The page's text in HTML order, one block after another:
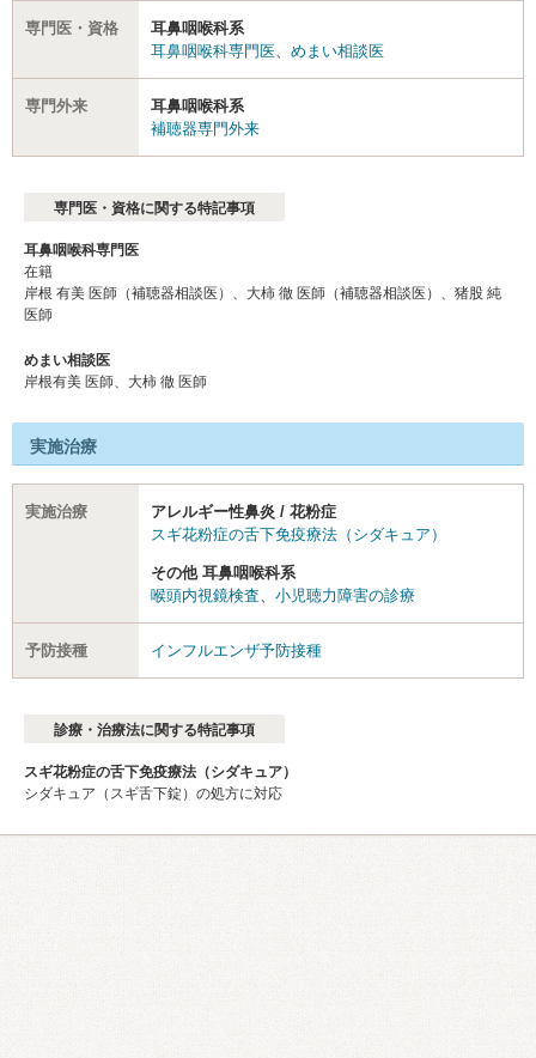
専門医・資格
耳鼻咽喉科系
耳鼻咽喉科専門医
めまい相談医
専門外来
耳鼻咽喉科系
補聴器専門外来
専門医・資格に関する特記事項
耳鼻咽喉科専門医
在籍
岸根 有美 医師（補聴器相談医）、大柿 徹 医師（補聴器相談医）、猪股 純
医師
めまい相談医
岸根有美 医師、大柿 徹 医師
実施治療
実施治療
アレルギー性鼻炎 / 花粉症
スギ花粉症の舌下免疫療法（シダキュア）
その他 耳鼻咽喉科系
喉頭内視鏡検査
小児聴力障害の診療
予防接種 インフルエンザ予防接種
診療・治療法に関する特記事項
スギ花粉症の舌下免疫療法（シダキュア）
シダキュア（スギ舌下錠）の処方に対応